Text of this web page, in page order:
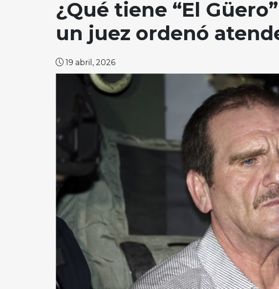
¿Qué tiene “El
un juez ordenó
19 abril, 2026